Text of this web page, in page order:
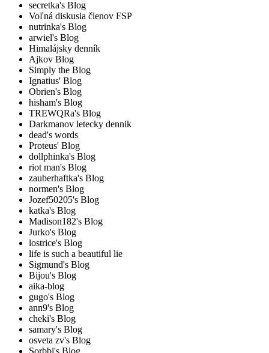
secretka's Blog
Voľná diskusia členov FSP
nutrinka's Blog
arwiel's Blog
Himalájsky denník
Ajkov Blog
Simply the Blog
Ignatius' Blog
Obrien's Blog
hisham's Blog
TREWQRa's Blog
Darkmanov letecky dennik
dead's words
Proteus' Blog
dollphinka's Blog
riot man's Blog
zauberhaftka's Blog
normen's Blog
Jozef50205's Blog
katka's Blog
Madison182's Blog
Jurko's Blog
lostrice's Blog
life is such a beautiful lie
Sigmund's Blog
Bijou's Blog
aika-blog
gugo's Blog
ann9's Blog
cheki's Blog
samary's Blog
osveta zv's Blog
Sorbbi's Blog